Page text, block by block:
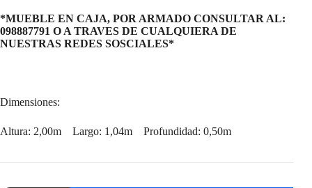
*MUEBLE EN CAJA, POR ARMADO CONSULTAR AL:
098887791 O A TRAVES DE CUALQUIERA DE
NUESTRAS REDES SOSCIALES*
Dimensiones:
Altura: 2,00m Largo: 1,04m Profundidad: 0,50m